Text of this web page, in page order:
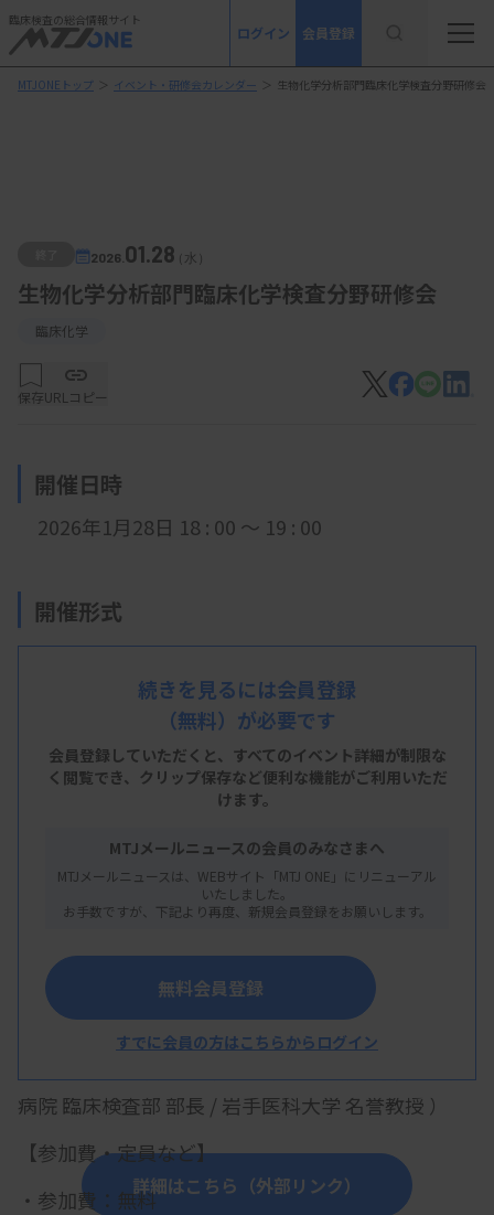
臨床検査の総合情報サイト
ログイン 会員登録
MTJONEトップ ＞ イベント・研修会カレンダー ＞ 生物化学分析部門臨床化学検査分野研修会
2026. 01.28（水）
生物化学分析部門臨床化学検査分野研修会
臨床化学
保存URLコピー
開催日時
2026年1月28日 18 : 00 ～ 19 : 00
開催形式
LIVE配信
福島県臨床検査技師会
概 要
【プログラム】
・内容：パニック値運用の再点検
～JSLMと医療事故調の提言に基づく、現
場で始める改善ポイント～
病院 臨床検査部 部長 / 岩手医科大学 名誉教授 ）
【参加費・定員など】
・参加費：無料詳細はこちら（外部リンク）
続きを見るには会員登録
（無料）が必要です
会員登録していただくと、すべてのイベント詳細が制限な
く閲覧でき、 クリップ保存など便利な機能がご利用いただ
けます。
MTJメールニュースの会員のみなさまへ
MTJメールニュースは、WEBサイト「MTJ ONE」にリニューアル
いたしました。
お手数ですが、下記より再度、新規会員登録をお願いします。
無料会員登録
すでに会員の方はこちらからログイン